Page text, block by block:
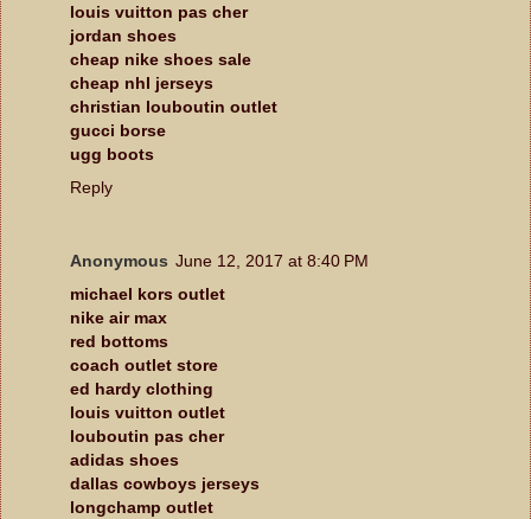
louis vuitton pas cher
jordan shoes
cheap nike shoes sale
cheap nhl jerseys
christian louboutin outlet
gucci borse
ugg boots
Reply
Anonymous June 12, 2017 at 8:40 PM
michael kors outlet
nike air max
red bottoms
coach outlet store
ed hardy clothing
louis vuitton outlet
louboutin pas cher
adidas shoes
dallas cowboys jerseys
longchamp outlet